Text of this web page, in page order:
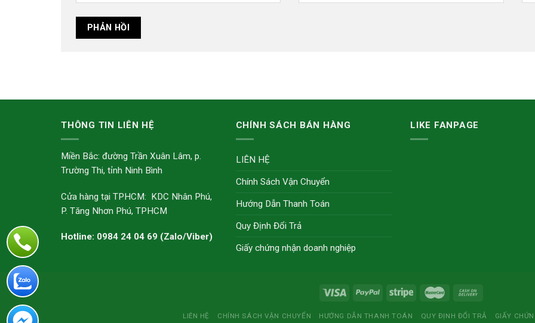
THÔNG TIN LIÊN HỆ
Miền Bắc: đường Trần Xuân Lâm, p.
Trường Thi, tỉnh Ninh Bình
Cửa hàng tại TPHCM: KDC Nhân Phú,
P. Tăng Nhơn Phú, TPHCM
Hotline: 0984 24 04 69 (Zalo/Viber)
CHÍNH SÁCH BÁN HÀNG
LIÊN HỆ
Chính Sách Vận Chuyển
Hướng Dẫn Thanh Toán
Quy Định Đổi Trả
Giấy chứng nhận doanh nghiệp
LIKE FANPAGE
LIÊN HỆ CHÍNH SÁCH VẬN CHUYỂN HƯỚNG DẪN THANH TOÁN QUY ĐỊNH ĐỔI TRẢ GIẤY